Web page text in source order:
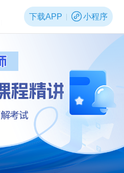
下载APP 小程序